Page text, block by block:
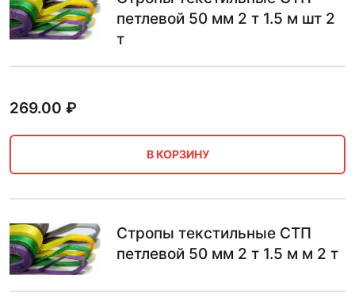
петлевой 50 мм 2 т 1.5 м шт 2
т
269.00 ₽
В КОРЗИНУ
Стропы текстильные СТП
петлевой 50 мм 2 т 1.5 м м 2 т